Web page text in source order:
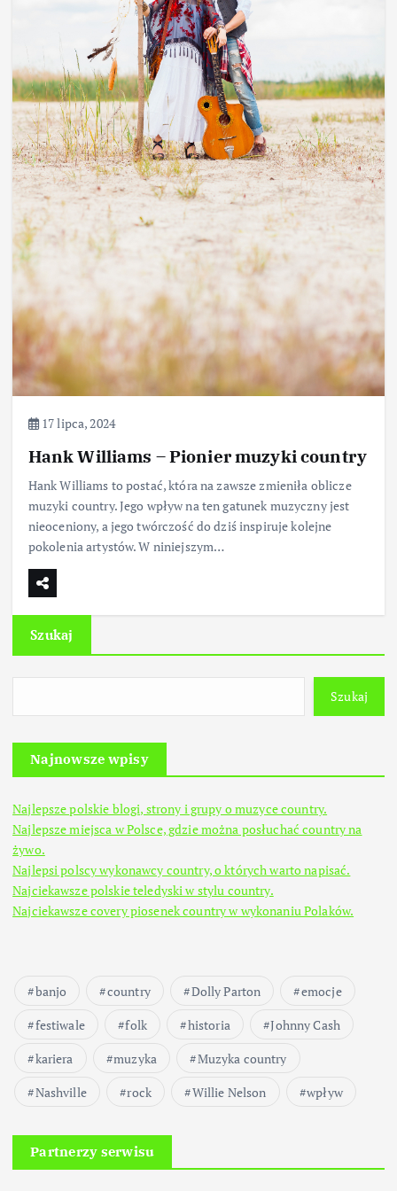
17 lipca, 2024
Hank Williams – Pionier muzyki country
Hank Williams to postać, która na zawsze zmieniła oblicze
muzyki country. Jego wpływ na ten gatunek muzyczny jest
nieoceniony, a jego twórczość do dziś inspiruje kolejne
pokolenia artystów. W niniejszym…
Szukaj
Szukaj
Najnowsze wpisy
Najlepsze polskie blogi, strony i grupy o muzyce country.
Najlepsze miejsca w Polsce, gdzie można posłuchać country na
żywo.
Najlepsi polscy wykonawcy country, o których warto napisać.
Najciekawsze polskie teledyski w stylu country.
Najciekawsze covery piosenek country w wykonaniu Polaków.
banjo country Dolly Parton
emocje
festiwale
folk historia
Johnny Cash
kariera
muzyka
Muzyka country
Nashville
rock Willie Nelson wpływ
Partnerzy serwisu